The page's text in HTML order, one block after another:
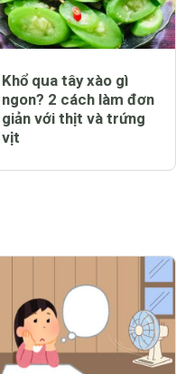
Khổ qua tây xào gì
ngon? 2 cách làm đơn
giản với thịt và trứng
vịt